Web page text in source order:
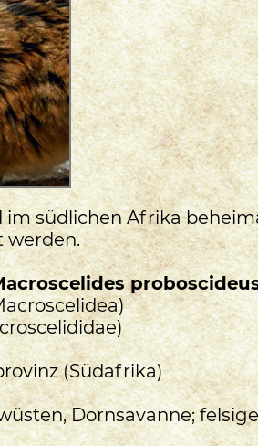
im südlichen Afrika
werden.
(Südafrika)
Dornsavanne;